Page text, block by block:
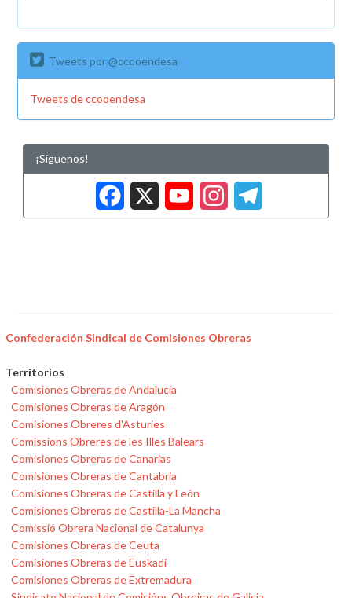
Tweets por @ccooendesa
Tweets de ccooendesa
¡Síguenos!
Facebook
X
Confederación Sindical de Comisiones Obreras
Territorios
Comisiones Obreras de Andalucía
Comisiones Obreras de Aragón
Comisiones Obreres d'Asturies
Comissions Obreres de les Illes Balears
Comisiones Obreras de Canarias
Comisiones Obreras de Cantabria
Comisiones Obreras de Castilla y León
Comisiones Obreras de Castilla-La Mancha
Comissió Obrera Nacional de Catalunya
Comisiones Obreras de Ceuta
Comisiones Obreras de Euskadi
Comisiones Obreras de Extremadura